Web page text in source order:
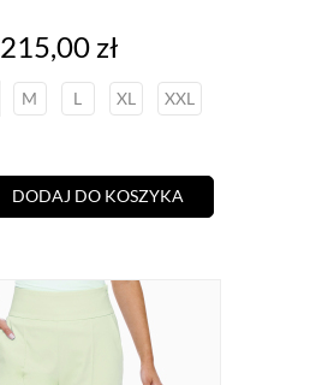
Cena
215,00 zł
M L XL XXL
DODAJ DO KOSZYKA